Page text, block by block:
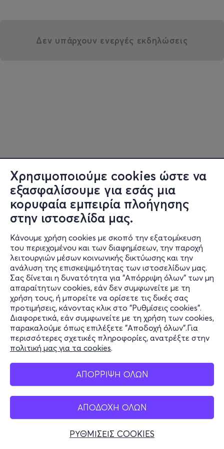
Χρησιμοποιούμε cookies ώστε να
εξασφαλίσουμε για εσάς μια
κορυφαία εμπειρία πλοήγησης
στην ιστοσελίδα μας.
Κάνουμε χρήση cookies με σκοπό την εξατομίκευση
του περιεχομένου και των διαφημίσεων, την παροχή
λειτουργιών μέσων κοινωνικής δικτύωσης και την
ανάλυση της επισκεψιμότητας των ιστοσελίδων μας.
Σας δίνεται η δυνατότητα για "Απόρριψη όλων" των μη
απαραίτητων cookies, εάν δεν συμφωνείτε με τη
χρήση τους, ή μπορείτε να ορίσετε τις δικές σας
προτιμήσεις, κάνοντας κλικ στο "Ρυθμίσεις cookies".
Διαφορετικά, εάν συμφωνείτε με τη χρήση των cookies,
παρακαλούμε όπως επιλέξετε "Αποδοχή όλων".Για
περισσότερες σχετικές πληροφορίες, ανατρέξτε στην
πολιτική μας για τα cookies.
ΑΠΟΡΡΙΨΗ ΟΛΩΝ
ΑΠΟΔΟΧΗ ΟΛΩΝ
ΡΥΘΜΙΣΕΙΣ COOKIES
Δεν υπάρχουν ενεργές εκδηλώσεις